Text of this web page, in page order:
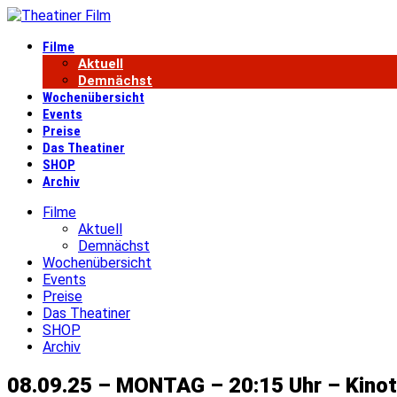
Filme
Aktuell
Demnächst
Wochenübersicht
Events
Preise
Das Theatiner
SHOP
Archiv
Filme
Aktuell
Demnächst
Wochenübersicht
Events
Preise
Das Theatiner
SHOP
Archiv
08.09.25 – MONTAG – 20:15 Uhr –